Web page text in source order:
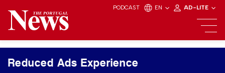
PODCAST EN AD-LITE
Reduced Ads Experience